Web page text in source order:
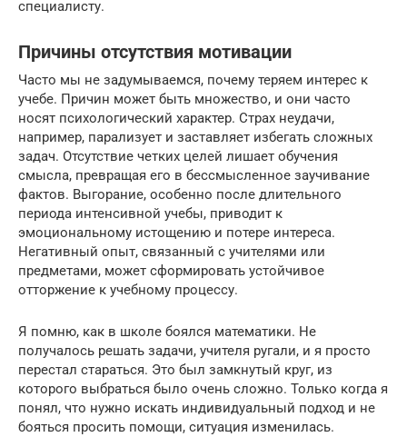
специалисту.
Причины отсутствия мотивации
Часто мы не задумываемся, почему теряем интерес к
учебе. Причин может быть множество, и они часто
носят психологический характер. Страх неудачи,
например, парализует и заставляет избегать сложных
задач. Отсутствие четких целей лишает обучения
смысла, превращая его в бессмысленное заучивание
фактов. Выгорание, особенно после длительного
периода интенсивной учебы, приводит к
эмоциональному истощению и потере интереса.
Негативный опыт, связанный с учителями или
предметами, может сформировать устойчивое
отторжение к учебному процессу.
Я помню, как в школе боялся математики. Не
получалось решать задачи, учителя ругали, и я просто
перестал стараться. Это был замкнутый круг, из
которого выбраться было очень сложно. Только когда я
понял, что нужно искать индивидуальный подход и не
бояться просить помощи, ситуация изменилась.